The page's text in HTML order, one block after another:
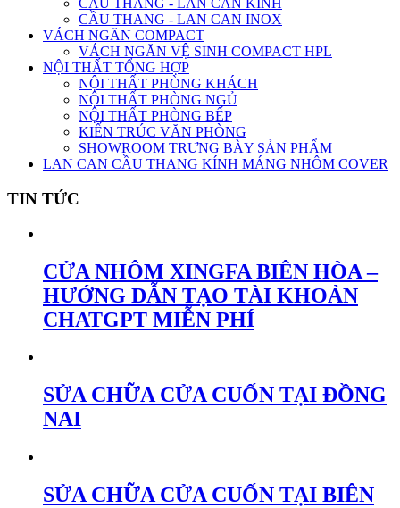
CẦU THANG - LAN CAN KÍNH
CẦU THANG - LAN CAN INOX
VÁCH NGĂN COMPACT
VÁCH NGĂN VỆ SINH COMPACT HPL
NỘI THẤT TỔNG HỢP
NỘI THẤT PHÒNG KHÁCH
NỘI THẤT PHÒNG NGỦ
NỘI THẤT PHÒNG BẾP
KIẾN TRÚC VĂN PHÒNG
SHOWROOM TRƯNG BÀY SẢN PHẨM
LAN CAN CẦU THANG KÍNH MÁNG NHÔM COVER
TIN TỨC
CỬA NHÔM XINGFA BIÊN HÒA –
HƯỚNG DẪN TẠO TÀI KHOẢN
CHATGPT MIỄN PHÍ
SỬA CHỮA CỬA CUỐN TẠI ĐỒNG
NAI
SỬA CHỮA CỬA CUỐN TẠI BIÊN